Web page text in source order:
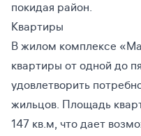
покидая район.
Квартиры
В жилом комплексе
квартиры от одной до
удовлетворить
жильцов. Площадь
147 кв.м, что дает